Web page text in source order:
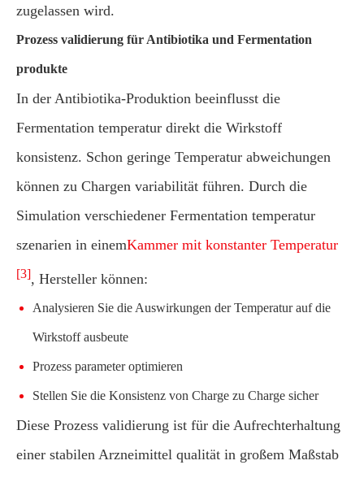
zugelassen wird.
Prozess validierung für Antibiotika und Fermentation
produkte
In der Antibiotika-Produktion beeinflusst die
Fermentation temperatur direkt die Wirkstoff
konsistenz. Schon geringe Temperatur abweichungen
können zu Chargen variabilität führen. Durch die
Simulation verschiedener Fermentation temperatur
szenarien in einemKammer mit konstanter Temperatur
[3], Hersteller können:
Analysieren Sie die Auswirkungen der Temperatur auf die
Wirkstoff ausbeute
Prozess parameter optimieren
Stellen Sie die Konsistenz von Charge zu Charge sicher
Diese Prozess validierung ist für die Aufrechterhaltung
einer stabilen Arzneimittel qualität in großem Maßstab